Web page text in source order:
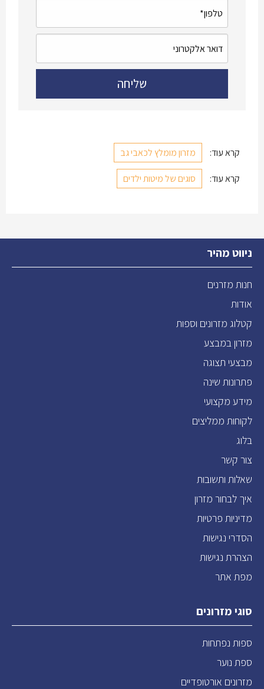
קרא עוד: מזרון מומלץ לכאבי גב
קרא עוד: סוגים של מיטות ילדים
ניווט מהיר
חנות מזרנים
אודות
קטלוג מזרונים וספות
מזרון במבצע
מבצעי תצוגה
פתרונות שינה
מידע מקצועי
לקוחות ממליצים
בלוג
צור קשר
שאלות ותשובות
איך לבחור מזרון
מדיניות פרטיות
הסדרי נגישות
הצהרת נגישות
מפת אתר
סוגי מזרונים
ספות נפתחות
ספת נוער
מזרונים אורטופדיים